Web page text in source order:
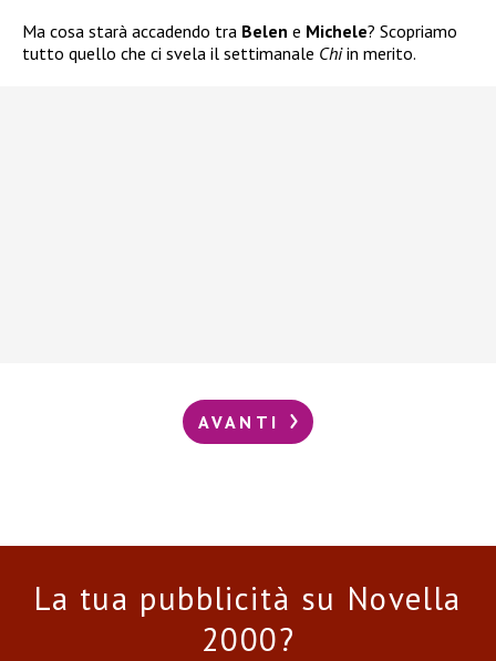
Ma cosa starà accadendo tra Belen e Michele? Scopriamo
tutto quello che ci svela il settimanale Chiin merito.
AVANTI
La tua pubblicità su Novella
2000?